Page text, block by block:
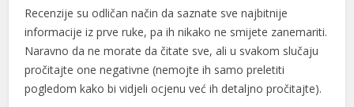
Recenzije su odličan način da saznate sve najbitnije
informacije iz prve ruke, pa ih nikako ne smijete zanemariti.
Naravno da ne morate da čitate sve, ali u svakom slučaju
pročitajte one negativne (nemojte ih samo preletiti
pogledom kako bi vidjeli ocjenu već ih detaljno pročitajte).